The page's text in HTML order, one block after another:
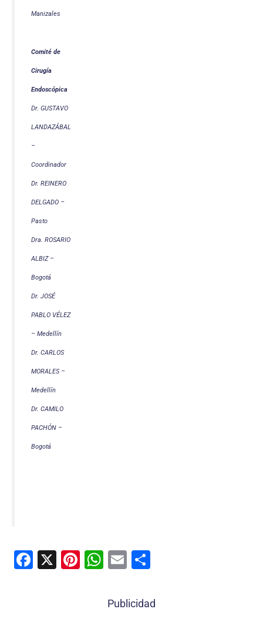
Manizales
Comité de
Cirugía
Endoscópica
Dr. GUSTAVO
LANDAZÁBAL
–
Coordinador
Dr. REINERO
DELGADO –
Pasto
Dra. ROSARIO
ALBIZ –
Bogotá
Dr. JOSÉ
PABLO VÉLEZ
– Medellín
Dr. CARLOS
MORALES –
Medellín
Dr. CAMILO
PACHÓN –
Bogotá
F
X
Pi W
at
E
ai m
Publicidad